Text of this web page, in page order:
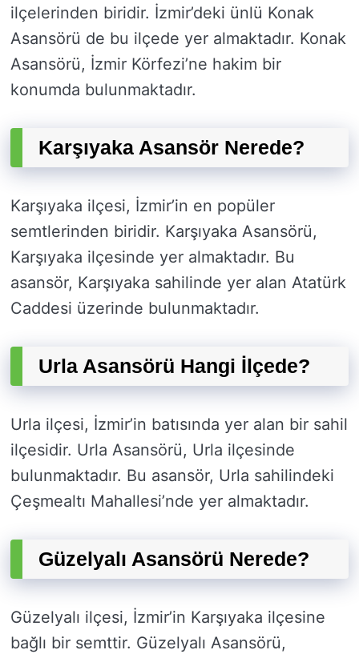
ilçelerinden biridir. İzmir’deki ünlü Konak
Asansörü de bu ilçede yer almaktadır. Konak
Asansörü, İzmir Körfezi’ne hakim bir
konumda bulunmaktadır.
Karşıyaka Asansör Nerede?
Karşıyaka ilçesi, İzmir’in en popüler
semtlerinden biridir. Karşıyaka Asansörü,
Karşıyaka ilçesinde yer almaktadır. Bu
asansör, Karşıyaka sahilinde yer alan Atatürk
Caddesi üzerinde bulunmaktadır.
Urla Asansörü Hangi İlçede?
Urla ilçesi, İzmir’in batısında yer alan bir sahil
ilçesidir. Urla Asansörü, Urla ilçesinde
bulunmaktadır. Bu asansör, Urla sahilindeki
Çeşmealtı Mahallesi’nde yer almaktadır.
Güzelyalı Asansörü Nerede?
Güzelyalı ilçesi, İzmir’in Karşıyaka ilçesine
bağlı bir semttir. Güzelyalı Asansörü,